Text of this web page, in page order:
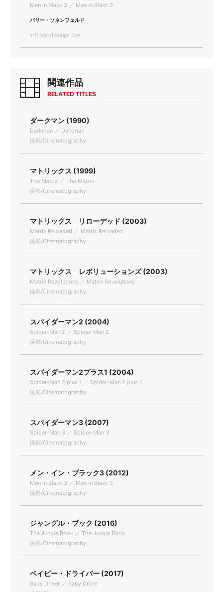
Men in Black 3 ／ Men in Black 3
バリー・ソネンフェルド
外国映画/Foreign Film
関連作品
RELATED TITLES
ダークマン (1990)
Darkman ／ Darkman
撮影/Cinematography
マトリックス (1999)
The Matrix ／ The Matrix
撮影/Cinematography
マトリックス リローデッド (2003)
Matrix Reloaded ／ Matrix Reloaded
撮影/Cinematography
マトリックス レボリューションズ (2003)
Matrix Revolutions ／ Matrix Revolutions
撮影/Cinematography
スパイダーマン2 (2004)
Spider-Man 2 ／ Spider-Man 2
撮影/Cinematography
スパイダーマン2プラス1 (2004)
Spider-Man 2 plus 1 ／ Spider-Man 2 plus 1
撮影/Cinematography
スパイダーマン3 (2007)
Spider-Man 3 ／ Spider-Man 3
撮影/Cinematography
メン・イン・ブラック3 (2012)
Men in Black 3 ／ Men in Black 3
撮影/Cinematography
ジャングル・ブック (2016)
The Jungle Book ／ The Jungle Book
撮影/Cinematography
ベイビー・ドライバー (2017)
Baby Driver ／ Baby Driver